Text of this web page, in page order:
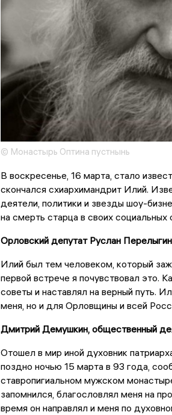
© Монастырь Оптина пустнынь
В воскресенье, 16 марта, стало
скончался схиархимандрит Илий.
деятели, политики и звезды шоу-
на смерть старца в своих социальных
Орловский депутат Руслан Перелыгин
Илий был тем человеком, который
первой встрече я почувствовал это.
советы и наставлял на верный путь.
меня, но и для Орловщины и всей
Дмитрий Демушкин, общественный
Отошел в мир иной духовник
поздно ночью 15 марта в 93 года,
ставропигиальном мужском
запомнился, благословлял меня на
время он направлял и меня по